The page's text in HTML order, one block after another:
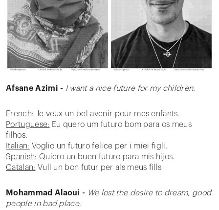
Afsane Azimi - I want a nice future for my children.
French: Je veux un bel avenir pour mes enfants.
Portuguese: Eu quero um futuro bom para os meus
filhos.
Italian: Voglio un futuro felice per i miei figli.
Spanish: Quiero un buen futuro para mis hijos.
Catalan: Vull un bon futur per als meus fills
Mohammad Alaoui - We lost the desire to dream, good
people in bad place.